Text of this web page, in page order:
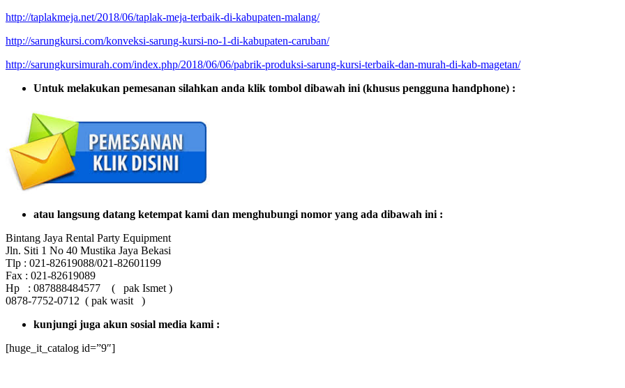
http://taplakmeja.net/2018/06/taplak-meja-terbaik-di-kabupaten-malang/
http://sarungkursi.com/konveksi-sarung-kursi-no-1-di-kabupaten-caruban/
http://sarungkursimurah.com/index.php/2018/06/06/pabrik-produksi-sarung-kursi-terbaik-dan-murah-di-kab-magetan/
Untuk melakukan pemesanan silahkan anda klik tombol dibawah ini (khusus pengguna handphone) :
atau langsung datang ketempat kami dan menghubungi nomor yang ada dibawah ini :
Bintang Jaya Rental Party Equipment
Jln. Siti 1 No 40 Mustika Jaya Bekasi
Tlp : 021-82619088/021-82601199
Fax : 021-82619089
Hp : 087888484577 ( pak Ismet )
0878-7752-0712 ( pak wasit )
kunjungi juga akun sosial media kami :
[huge_it_catalog id=”9″]